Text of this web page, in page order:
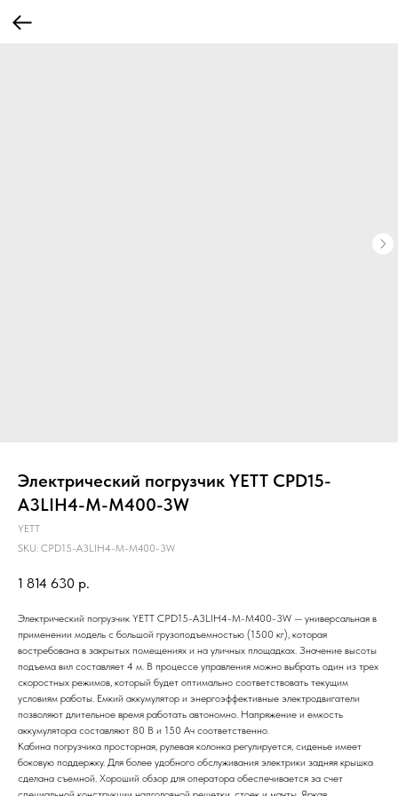
Электрический погрузчик YETT CPD15-
A3LIH4-M-M400-3W
YETT
SKU: CPD15-A3LIH4-M-M400-3W
1 814 630 р.
Электрический погрузчик YETT CPD15-A3LIH4-M-M400-3W — универсальная в
применении модель с большой грузоподъемностью (1500 кг), которая
востребована в закрытых помещениях и на уличных площадках. Значение высоты
подъема вил составляет 4 м. В процессе управления можно выбрать один из трех
скоростных режимов, который будет оптимально соответствовать текущим
условиям работы. Емкий аккумулятор и энергоэффективные электродвигатели
позволяют длительное время работать автономно. Напряжение и емкость
аккумулятора составляют 80 B и 150 Ач соответственно.
Кабина погрузчика просторная, рулевая колонка регулируется, сиденье имеет
боковую поддержку. Для более удобного обслуживания электрики задняя крышка
сделана съемной. Хороший обзор для оператора обеспечивается за счет